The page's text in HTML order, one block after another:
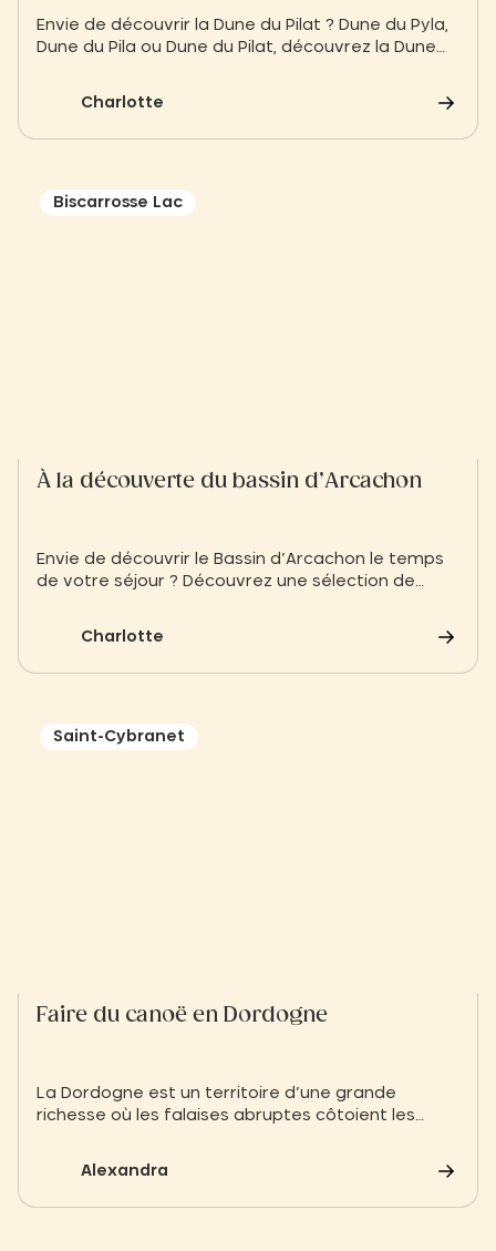
Envie de découvrir la Dune du Pilat ? Dune du Pyla,
Dune du Pila ou Dune du Pilat, découvrez la Dune
Charlotte
Biscarrosse Lac
À la découverte du bassin d’Arcachon
Envie de découvrir le Bassin d’Arcachon le temps
de votre séjour ? Découvrez une sélection de
Charlotte
Saint-Cybranet
Faire du canoë en Dordogne
La Dordogne est un territoire d’une grande
richesse où les falaises abruptes côtoient les
où les plus beaux villages de France sont légion.
Alexandra